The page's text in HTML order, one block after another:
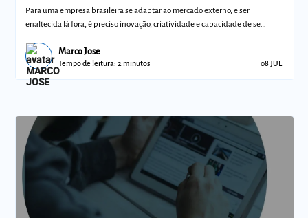
Para uma empresa brasileira se adaptar ao mercado externo, e ser
enaltecida lá fora, é preciso inovação, criatividade e capacidade de se
Marco Jose
Tempo de leitura: 2 minutos 08 JUL.